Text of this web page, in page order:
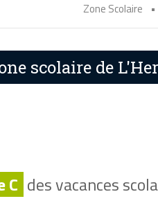
Zone Scolaire •
scolaire de
C des vacances